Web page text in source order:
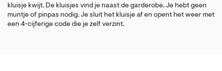
kluisje kwijt. De kluisjes vind je naast de garderobe. Je hebt geen
muntje of pinpas nodig. Je sluit het kluisje af en opent het weer met
een 4-cijferige code die je zelf verzint.